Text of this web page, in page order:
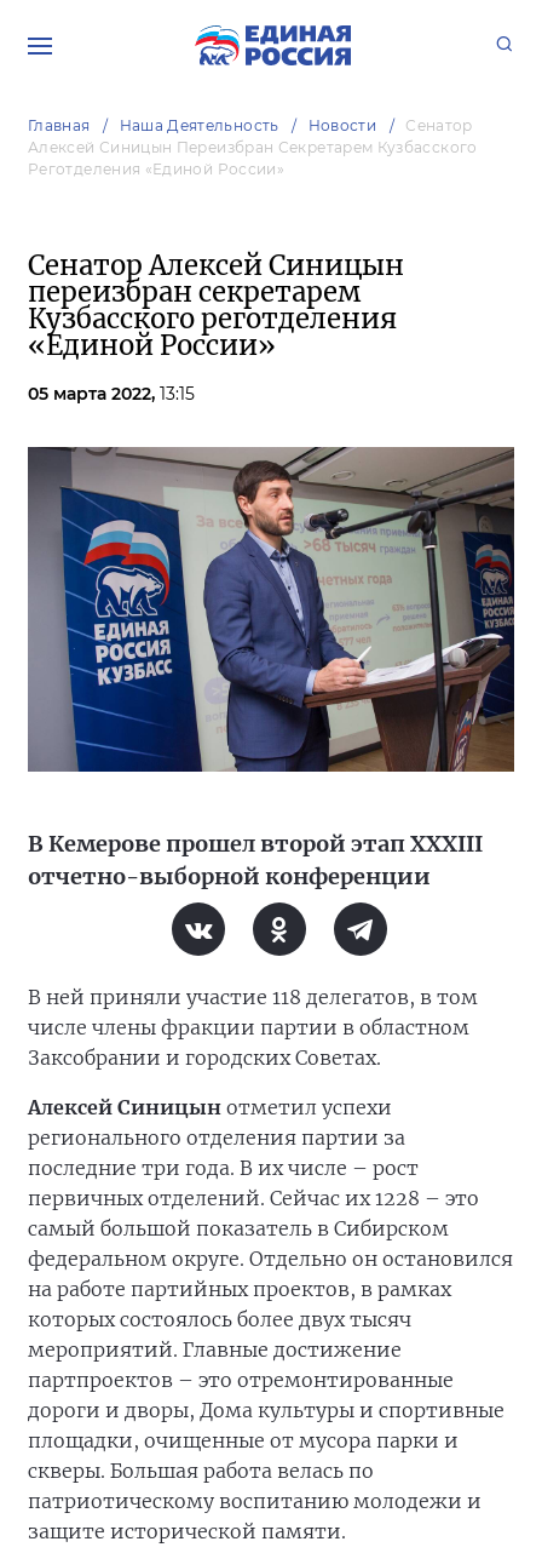
Главная Наша Деятельность Новости
Сенатор
Алексей Синицын Переизбран Секретарем Кузбасского
Реготделения «Единой России»
Сенатор Алексей Синицын
переизбран секретарем
Кузбасского реготделения
«Единой России»
05 марта 2022, 13:15
В Кемерове прошел второй этап XXXIII
отчетно-выборной конференции
В ней приняли участие 118 делегатов, в том
числе члены фракции партии в областном
Заксобрании и городских Советах.
Алексей Синицын отметил успехи
регионального отделения партии за
последние три года. В их числе – рост
первичных отделений. Сейчас их 1228 – это
самый большой показатель в Сибирском
федеральном округе. Отдельно он остановился
на работе партийных проектов, в рамках
которых состоялось более двух тысяч
мероприятий. Главные достижение
партпроектов – это отремонтированные
дороги и дворы, Дома культуры и спортивные
площадки, очищенные от мусора парки и
скверы. Большая работа велась по
патриотическому воспитанию молодежи и
защите исторической памяти.